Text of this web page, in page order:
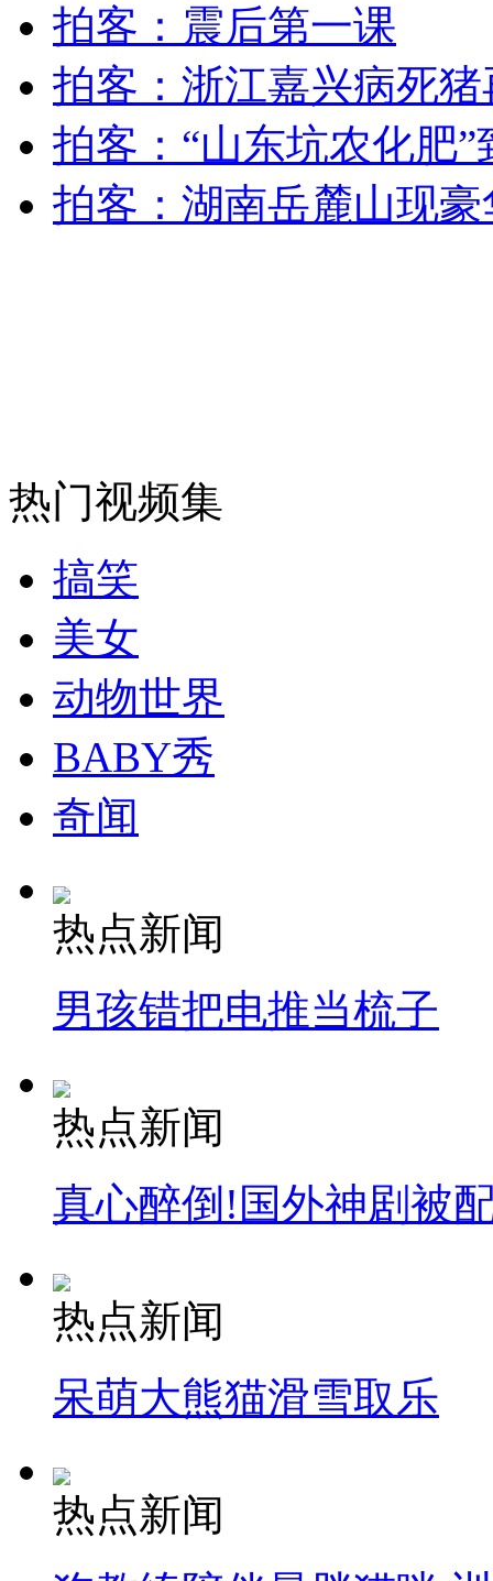
外交部：有关国家言论片面不公正
安徽一实载49人客车翻车
纽约上演“枕头大战”
司机酒驾遇交警 急速倒车逃窜
拍客：震后第一课
拍客：浙江嘉兴病死
拍客：“山东坑农化肥
拍客：湖南岳麓山现
热门视频集
搞笑
美女
动物世界
BABY秀
奇闻
热点新闻
男孩错把电推当梳子
热点新闻
真心醉倒!国外神剧被
热点新闻
呆萌大熊猫滑雪取乐
热点新闻